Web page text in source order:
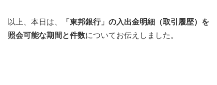
以上、本日は、
「東邦銀行」の入出金明細（取引履歴）を
照会可能な期間と件数についてお伝えしました。